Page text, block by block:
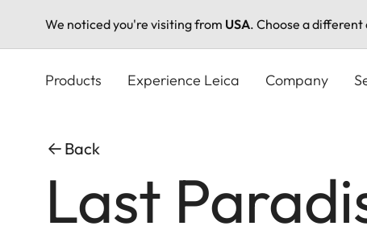
We noticed you're visiting from USA. Choose a
Products Experience Leica Company
Back
Last